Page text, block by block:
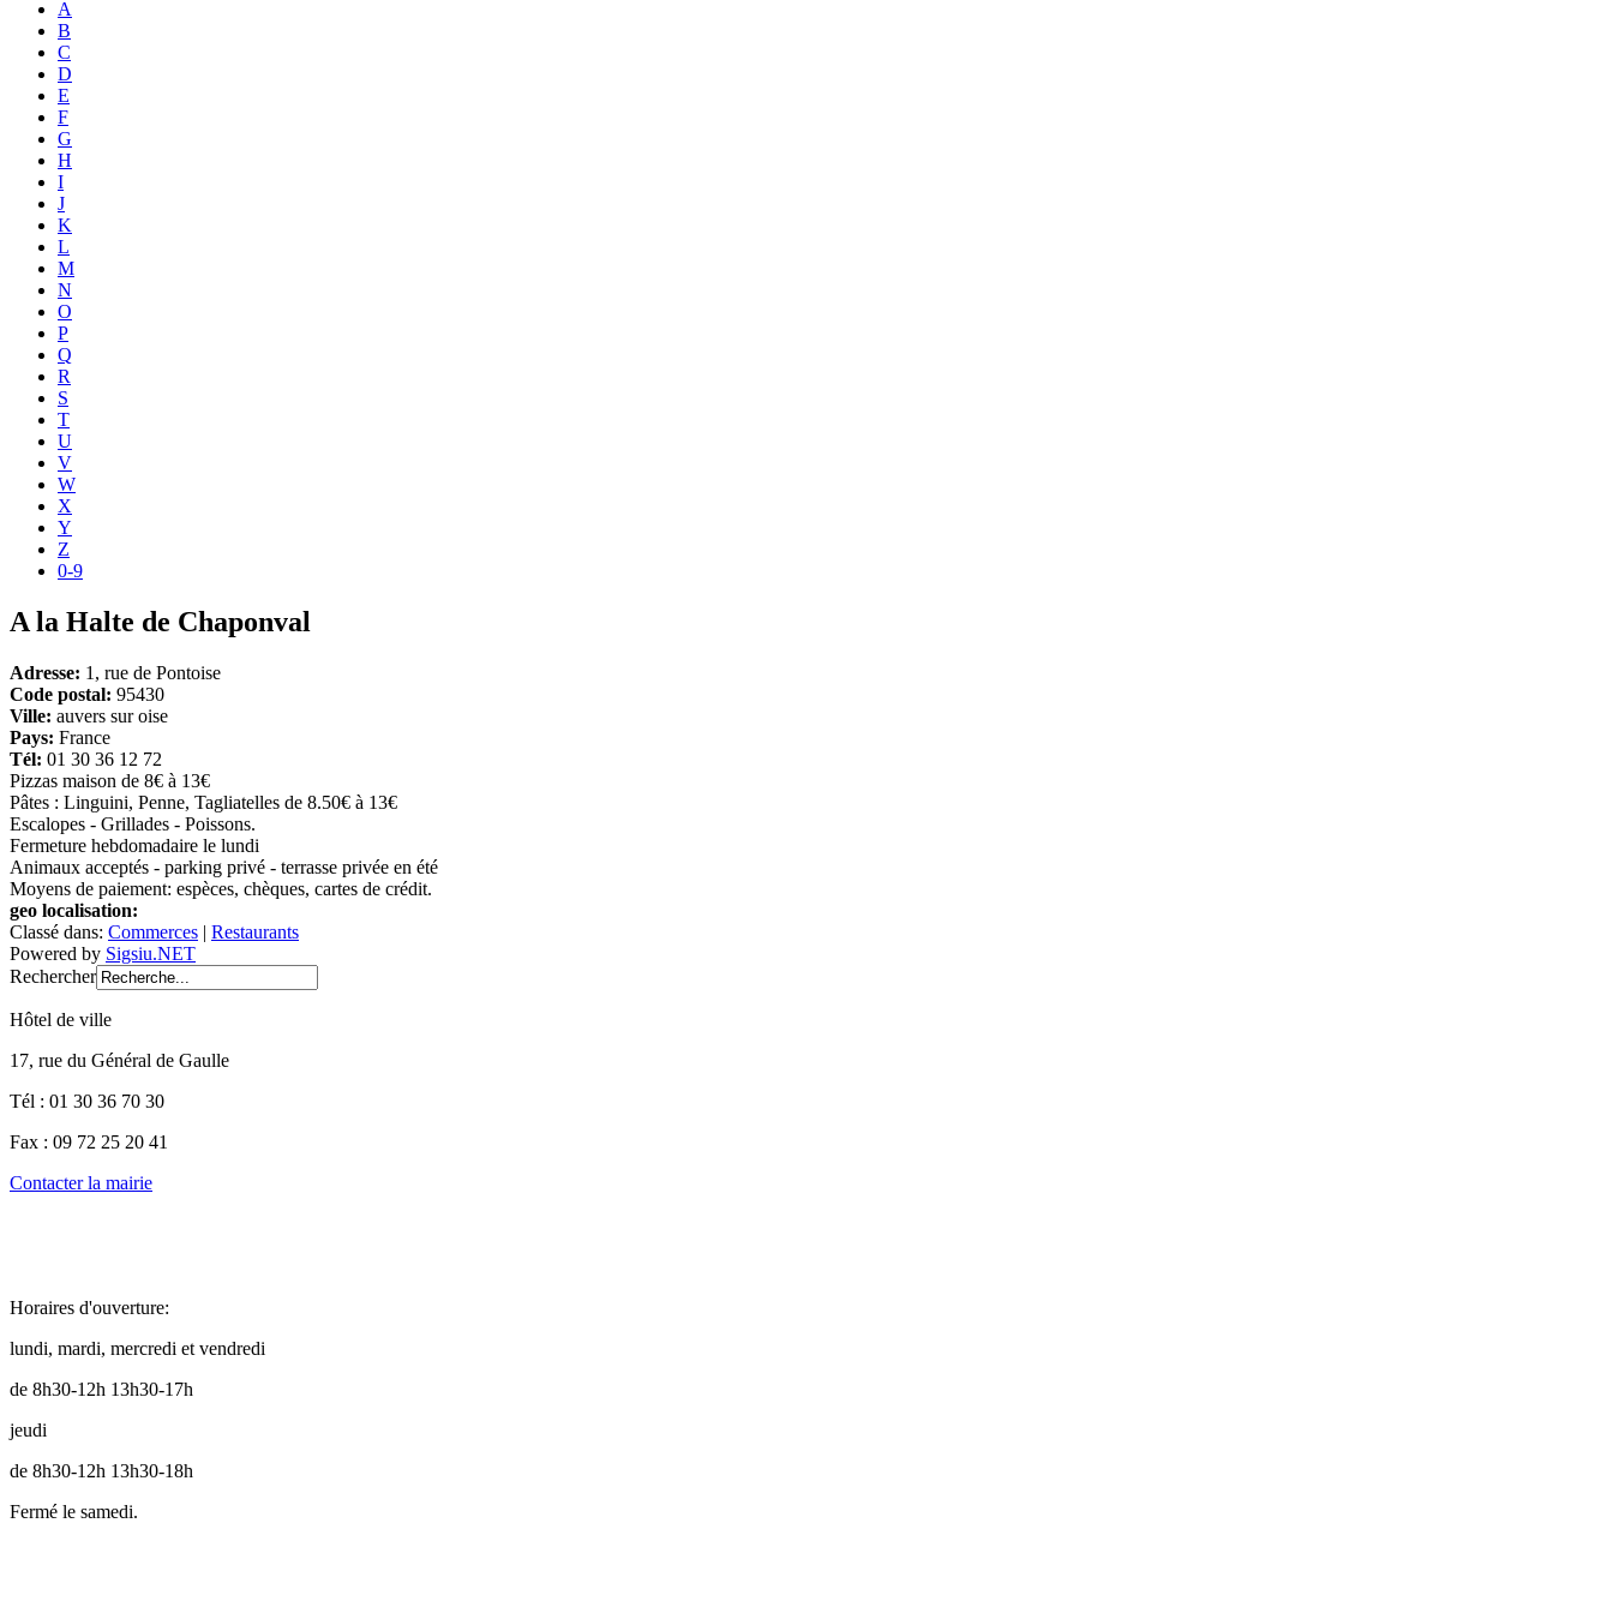
A
B
C
D
E
F
G
H
I
J
K
L
M
N
O
P
Q
R
S
T
U
V
W
X
Y
Z
0-9
A la Halte de Chaponval
Adresse: 1, rue de Pontoise
Code postal: 95430
Ville: auvers sur oise
Pays: France
Tél: 01 30 36 12 72
Pizzas maison de 8€ à 13€
Pâtes : Linguini, Penne, Tagliatelles de 8.50€ à 13€
Escalopes - Grillades - Poissons.
Fermeture hebdomadaire le lundi
Animaux acceptés - parking privé - terrasse privée en été
Moyens de paiement: espèces, chèques, cartes de crédit.
geo localisation:
Classé dans: Commerces | Restaurants
Powered by Sigsiu.NET
Rechercher
Hôtel de ville
17, rue du Général de Gaulle
Tél : 01 30 36 70 30
Fax : 09 72 25 20 41
Contacter la mairie
Horaires d'ouverture:
lundi, mardi, mercredi et vendredi
de 8h30-12h 13h30-17h
jeudi
de 8h30-12h 13h30-18h
Fermé le samedi.